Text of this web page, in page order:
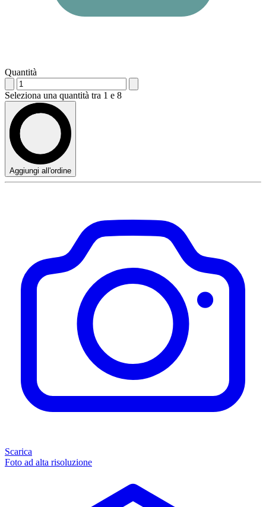
Quantità
Seleziona una quantità tra 1 e 8
Aggiungi all'ordine
Scarica
Foto ad alta risoluzione